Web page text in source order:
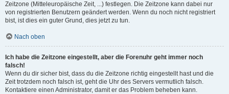
Zeitzone (Mitteleuropäische Zeit, ...) festlegen. Die Zeitzone kann dabei nur
von registrierten Benutzern geändert werden. Wenn du noch nicht registriert
bist, ist dies ein guter Grund, dies jetzt zu tun.
Nach oben
Ich habe die Zeitzone eingestellt, aber die Forenuhr geht immer noch
falsch!
Wenn du dir sicher bist, dass du die Zeitzone richtig eingestellt hast und die
Zeit trotzdem noch falsch ist, geht die Uhr des Servers vermutlich falsch.
Kontaktiere einen Administrator, damit er das Problem beheben kann.